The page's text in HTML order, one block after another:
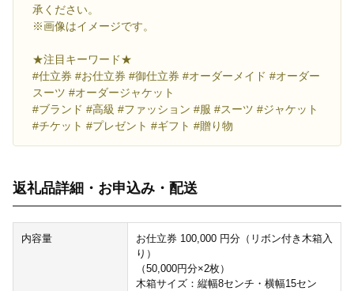
承ください。
※画像はイメージです。
★注目キーワード★
#仕立券 #お仕立券 #御仕立券 #オーダーメイド #オーダー
スーツ #オーダージャケット
#ブランド #高級 #ファッション #服 #スーツ #ジャケット
#チケット #プレゼント #ギフト #贈り物
返礼品詳細・お申込み・配送
内容量
お仕立券 100,000 円分（リボン付き木箱入
り）
（50,000円分×2枚）
木箱サイズ：縦幅8センチ・横幅15セン